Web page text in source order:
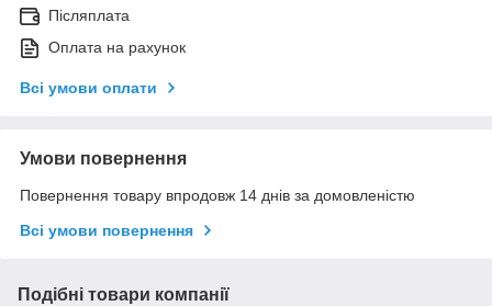
Післяплата
Оплата на рахунок
Всі умови оплати
Умови повернення
Повернення товару впродовж 14 днів за домовленістю
Всі умови повернення
Подібні товари компанії